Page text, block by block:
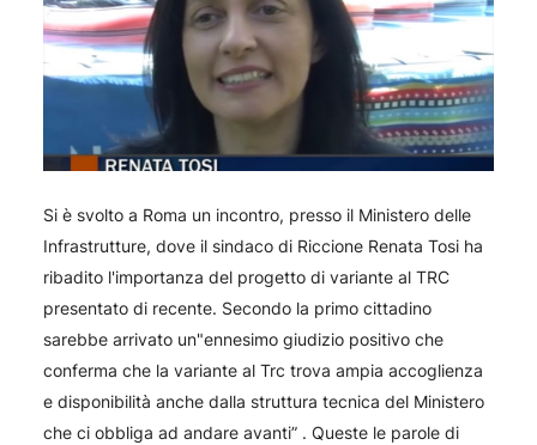
Si è svolto a Roma un incontro, presso il Ministero delle
Infrastrutture, dove il sindaco di Riccione Renata Tosi ha
ribadito l'importanza del progetto di variante al TRC
presentato di recente. Secondo la primo cittadino
sarebbe arrivato un"ennesimo giudizio positivo che
conferma che la variante al Trc trova ampia accoglienza
e disponibilità anche dalla struttura tecnica del Ministero
che ci obbliga ad andare avanti” . Queste le parole di